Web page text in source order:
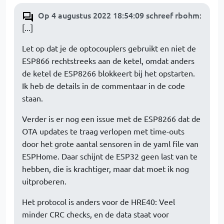
Op 4 augustus 2022 18:54:09 schreef rbohm:
[...]
Let op dat je de optocouplers gebruikt en niet de
ESP866 rechtstreeks aan de ketel, omdat anders
de ketel de ESP8266 blokkeert bij het opstarten.
Ik heb de details in de commentaar in de code
staan.
Verder is er nog een issue met de ESP8266 dat de
OTA updates te traag verlopen met time-outs
door het grote aantal sensoren in de yaml file van
ESPHome. Daar schijnt de ESP32 geen last van te
hebben, die is krachtiger, maar dat moet ik nog
uitproberen.
Het protocol is anders voor de HRE40: Veel
minder CRC checks, en de data staat voor